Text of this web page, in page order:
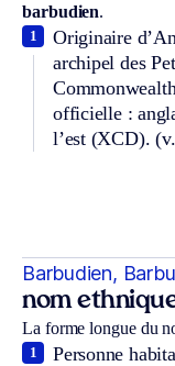
barbudien.
Originaire
archipel des
officielle :
l’est (XCD).
1
Barbudien,
nom
La forme longue du
Personne
1